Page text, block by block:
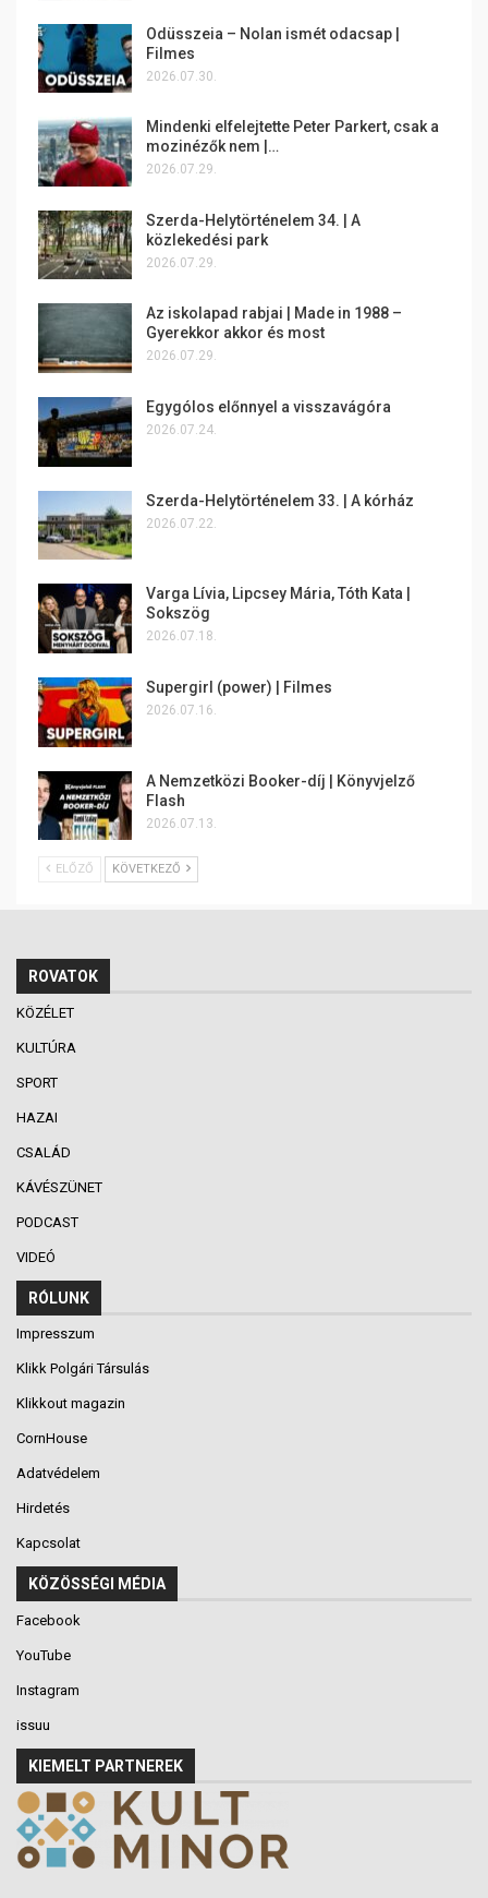
Odüsszeia – Nolan ismét odacsap |
Filmes
2026.07.30.
Mindenki elfelejtette Peter Parkert, csak a
mozinézők nem |…
2026.07.29.
Szerda-Helytörténelem 34. | A
közlekedési park
2026.07.29.
Az iskolapad rabjai | Made in 1988 –
Gyerekkor akkor és most
2026.07.29.
Egygólos előnnyel a visszavágóra
2026.07.24.
Szerda-Helytörténelem 33. | A kórház
2026.07.22.
Varga Lívia, Lipcsey Mária, Tóth Kata |
Sokszög
2026.07.18.
Supergirl (power) | Filmes
2026.07.16.
A Nemzetközi Booker-díj | Könyvjelző
Flash
2026.07.13.
ELŐZŐ KÖVETKEZŐ
ROVATOK
KÖZÉLET
KULTÚRA
SPORT
HAZAI
CSALÁD
KÁVÉSZÜNET
PODCAST
VIDEÓ
RÓLUNK
Impresszum
Klikk Polgári Társulás
Klikkout magazin
CornHouse
Adatvédelem
Hirdetés
Kapcsolat
KÖZÖSSÉGI MÉDIA
Facebook
YouTube
Instagram
issuu
KIEMELT PARTNEREK